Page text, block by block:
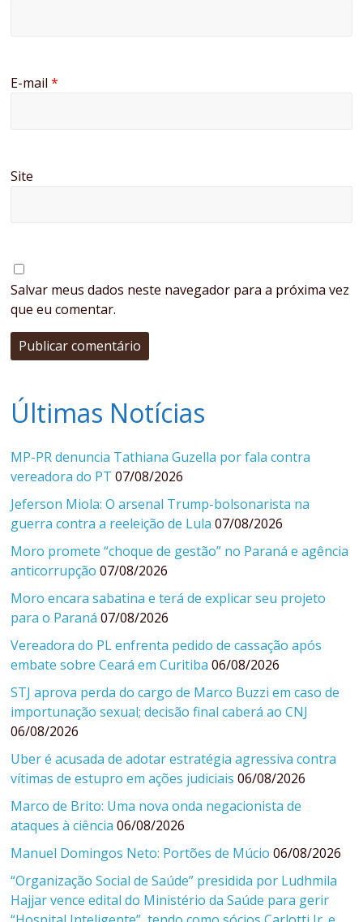
E-mail*
Site
Salvar meus dados neste navegador para a próxima vez
que eu comentar.
Últimas Notícias
MP-PR denuncia Tathiana Guzella por fala contra
vereadora do PT 07/08/2026
Jeferson Miola: O arsenal Trump-bolsonarista na
guerra contra a reeleição de Lula 07/08/2026
Moro promete “choque de gestão” no Paraná e agência
anticorrupção 07/08/2026
Moro encara sabatina e terá de explicar seu projeto
para o Paraná 07/08/2026
Vereadora do PL enfrenta pedido de cassação após
embate sobre Ceará em Curitiba 06/08/2026
STJ aprova perda do cargo de Marco Buzzi em caso de
importunação sexual; decisão final caberá ao CNJ
06/08/2026
Uber é acusada de adotar estratégia agressiva contra
vítimas de estupro em ações judiciais 06/08/2026
Marco de Brito: Uma nova onda negacionista de
ataques à ciência 06/08/2026
Manuel Domingos Neto: Portões de Múcio 06/08/2026
“Organização Social de Saúde” presidida por Ludhmila
Hajjar vence edital do Ministério da Saúde para gerir